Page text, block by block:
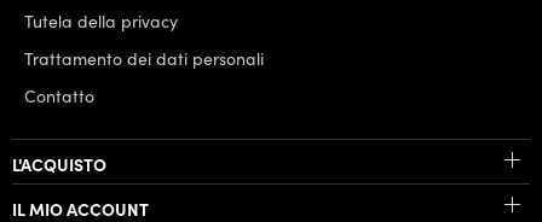
Tutela della privacy
Trattamento dei dati personali
Contatto
L'ACQUISTO
IL MIO ACCOUNT